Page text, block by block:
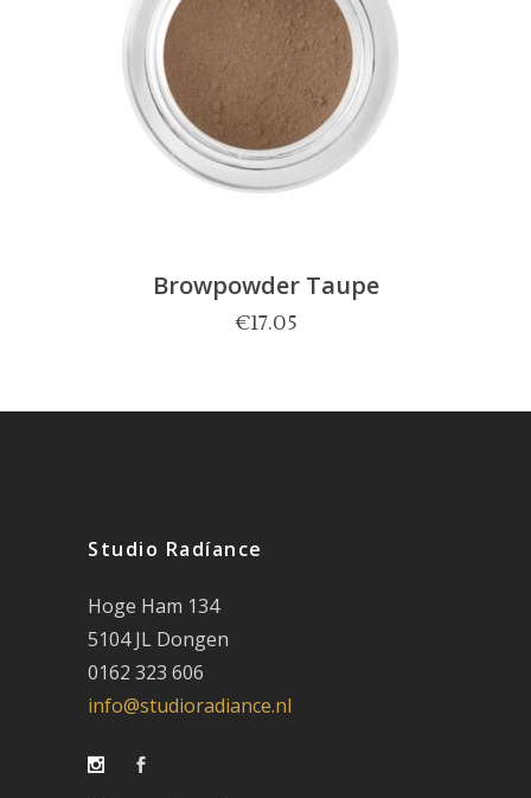
Browpowder Taupe
€17.05
Studio Radíance
Hoge Ham 134
5104 JL Dongen
0162 323 606
info@studioradiance.nl